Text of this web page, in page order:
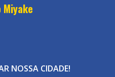
Miyake
NOSSA CIDADE!